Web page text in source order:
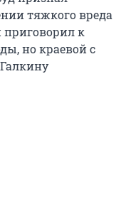
тяжкого вреда
приговорил к
но краевой с